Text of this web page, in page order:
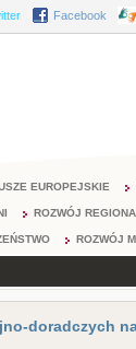
Facebook
EUROPEJSKIE
ROZWÓJ
ROZWÓJ
doradczych